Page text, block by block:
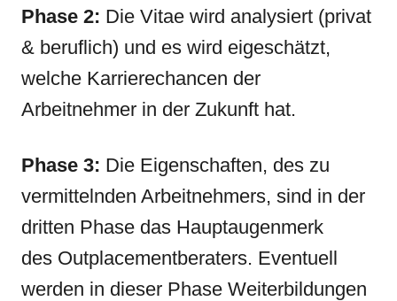
Phase 2: Die Vitae wird analysiert (privat
& beruflich) und es wird eigeschätzt,
welche Karrierechancen der
Arbeitnehmer in der Zukunft hat.
Phase 3: Die Eigenschaften, des zu
vermittelnden Arbeitnehmers, sind in der
dritten Phase das Hauptaugenmerk
des Outplacementberaters. Eventuell
werden in dieser Phase Weiterbildungen